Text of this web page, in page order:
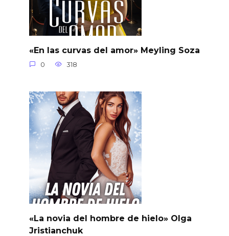
«En las curvas del amor» Meyling Soza
0 318
«La novia del hombre de hielo» Olga
Jristianchuk